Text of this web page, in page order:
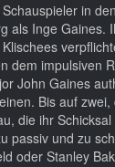
in
als Inge Gaines.
dem impulsiven
John Gaines
Bis auf
die ihr
passiv und zu
oder Stanley